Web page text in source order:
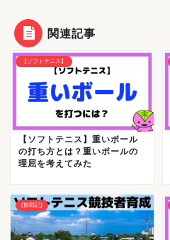
関連記事
【ソフトテニス】
【ソフトテニス】重いボール
の打ち方とは？重いボールの
理屈を考えてみた
(観戦記)